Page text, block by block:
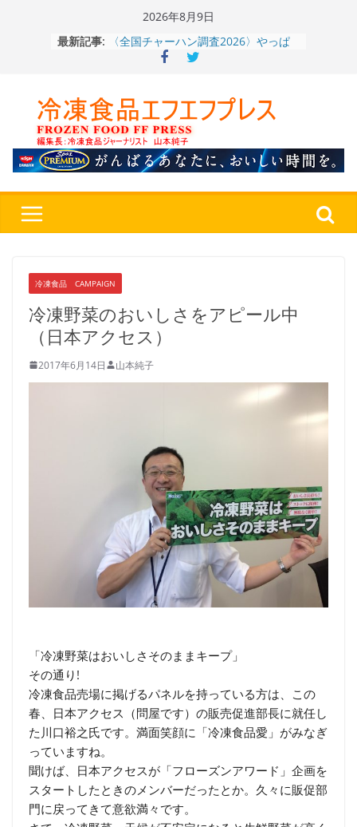
2026年8月9日
最新記事:
冷凍ワンプレート№1のニップン、9月
から新ブランド『ニップン、彩りごは
ストアで作者にご挨拶、新作”れいと
うこ～こ～”を知る
「CHEESE WONDER」5周年～夏に限
定さわやかフレーバー「CHEESE
WONDER YELLOW」復刻発売中
４歩
～ニチレイフーズ調べ
冷凍食品 CAMPAIGN
冷凍野菜のおいしさをアピール中
（日本アクセス）
2017年6月14日 山本純子
「冷凍野菜はおいしさそのままキープ」
その通り!
冷凍食品売場に掲げるパネルを持っている方は、この
春、日本アクセス（問屋です）の販売促進部長に就任し
た川口裕之氏です。満面笑顔に「冷凍食品愛」がみなぎ
っていますね。
聞けば、日本アクセスが「フローズンアワード」企画を
スタートしたときのメンバーだったとか。久々に販促部
門に戻ってきて意欲満々です。